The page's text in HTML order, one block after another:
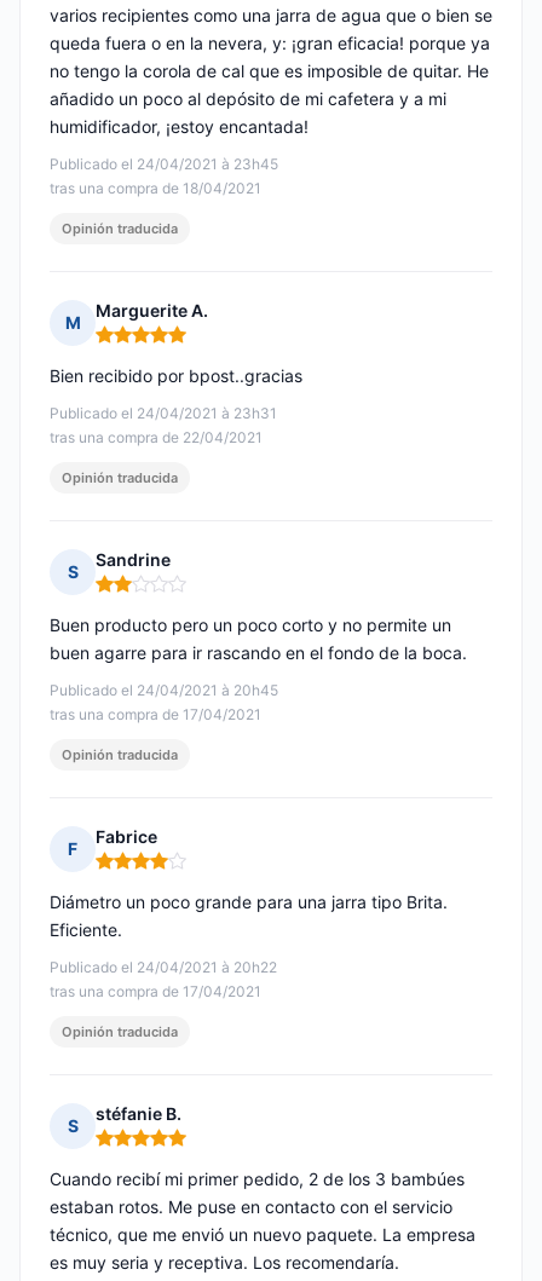
Publicado el 24/04/2021 à 23h45
tras una compra de 18/04/2021
varios recipientes como una jarra de agua que o bien se
queda fuera o en la nevera, y: ¡gran eficacia! porque ya
no tengo la corola de cal que es imposible de quitar. He
añadido un poco al depósito de mi cafetera y a mi
humidificador, ¡estoy encantada!
Opinión traducida
M
Marguerite A.
Nota: 5 de 5
Publicado el 24/04/2021 à 23h31
tras una compra de 22/04/2021
Bien recibido por bpost..gracias
Opinión traducida
S
Sandrine
Nota: 2 de 5
Publicado el 24/04/2021 à 20h45
tras una compra de 17/04/2021
Buen producto pero un poco corto y no permite un
buen agarre para ir rascando en el fondo de la boca.
Opinión traducida
F
Fabrice
Nota: 4 de 5
Publicado el 24/04/2021 à 20h22
tras una compra de 17/04/2021
Diámetro un poco grande para una jarra tipo Brita.
Eficiente.
Opinión traducida
S
stéfanie B.
Nota: 5 de 5
Cuando recibí mi primer pedido, 2 de los 3 bambúes
estaban rotos. Me puse en contacto con el servicio
técnico, que me envió un nuevo paquete. La empresa
es muy seria y receptiva. Los recomendaría.